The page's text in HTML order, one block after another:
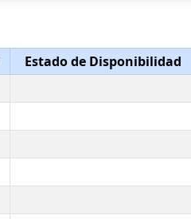
Estado de Disponibilidad